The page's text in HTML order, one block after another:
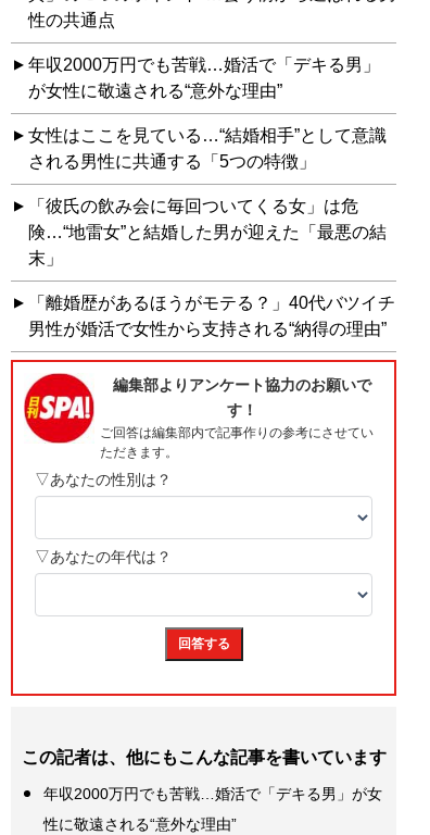
性の共通点
年収2000万円でも苦戦…婚活で「デキる男」
が女性に敬遠される“意外な理由”
女性はここを見ている…“結婚相手”として意識
される男性に共通する「5つの特徴」
「彼氏の飲み会に毎回ついてくる女」は危
険…“地雷女”と結婚した男が迎えた「最悪の結
末」
「離婚歴があるほうがモテる？」40代バツイチ
男性が婚活で女性から支持される“納得の理由”
この記者は、他にもこんな記事を書いています
年収2000万円でも苦戦…婚活で「デキる男」が女
性に敬遠される“意外な理由”